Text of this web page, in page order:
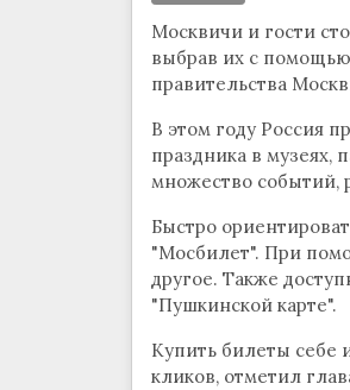
Москвичи и гости
выбрав их с
правительства
В этом году Россия
праздника в музеях,
множество событий,
Быстро
"Мосбилет". При
другое. Также
"Пушкинской карте".
Купить билеты себе
кликов, отметил